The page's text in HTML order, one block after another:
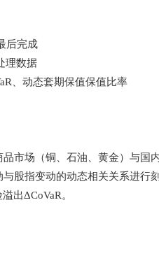
后完成
理数据
、动态套期保值保值比率
市场（铜、石油、黄金）与国
股指变动的动态相关关系进行
出ΔCoVaR。